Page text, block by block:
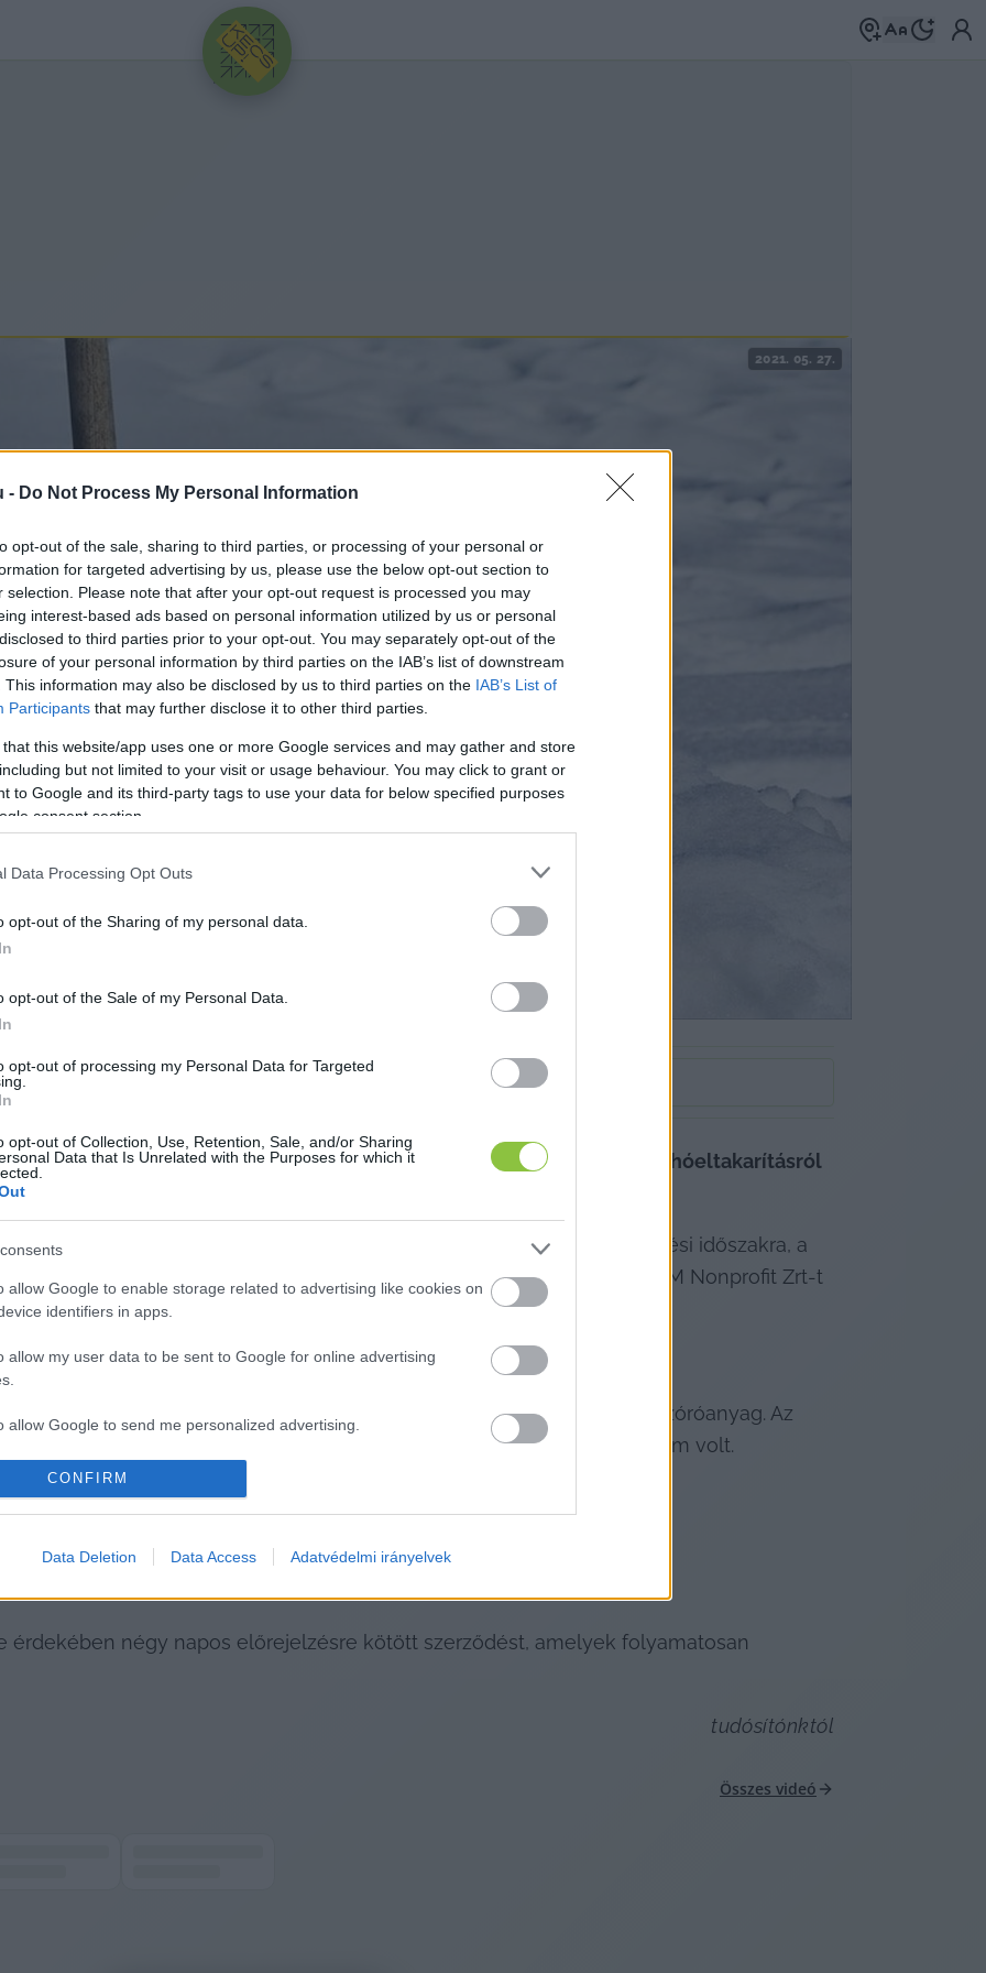
- Do Not Process My Personal Information
opt-out of the sale, sharing to third parties, or processing of your personal or
for targeted advertising by us, please use the below opt-out section to
selection. Please note that after your opt-out request is processed you may
interest-based ads based on personal information utilized by us or personal
to third parties prior to your opt-out. You may separately opt-out of the
of your personal information by third parties on the IAB’s list of downstream
This information may also be disclosed by us to third parties on the IAB’s List of
Participants that may further disclose it to other third parties.
that this website/app uses one or more Google services and may gather and store
but not limited to your visit or usage behaviour. You may click to grant or
to Google and its third-party tags to use your data for below specified purposes
consent section.
Data Processing Opt Outs
opt-out of the Sharing of my personal data.
opt-out of the Sale of my Personal Data.
opt-out of processing my Personal Data for Targeted
opt-out of Collection, Use, Retention, Sale, and/or Sharing
Data that Is Unrelated with the Purposes for which it
allow Google to enable storage related to advertising like cookies on
identifiers in apps.
allow my user data to be sent to Google for online advertising
allow Google to send me personalized advertising.
allow Google to enable storage related to analytics like cookies on
identifiers in apps.
allow Google to enable storage related to functionality of the website
CONFIRM
Data Deletion Data Access Adatvédelmi irányelvek
HIRDETÉS
2021. 05. 27.
KÖVA munkáját is
május 11-i keltezésű beszámolóját a 2020–2021. év telén végzett hóeltakarításról
2020. november 15-től 2021. április 15-ig tartó téli üzemeltetési időszakra, a
teljesítése érdekében, a feladat teljeskörű ellátására a KÖVA-KOM Nonprofit Zrt-t
ellenőrizték, rendelkezésre állt az utakra és járdákra való szóróanyag. Az
miatt hóeltakarításra csak januárban volt szükség, hótolási feladat nem volt.
érdekében négy napos előrejelzésre kötött szerződést, amelyek folyamatosan
tudósítónktól
Összes videó